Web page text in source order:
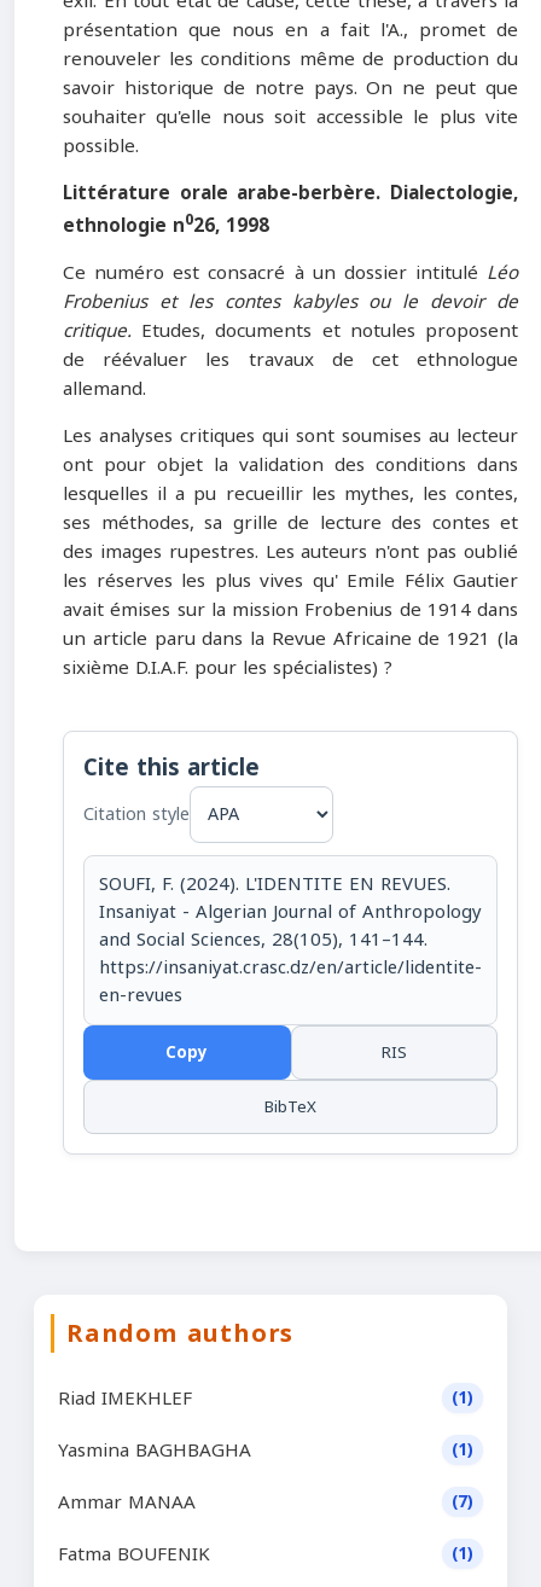
présentation que nous en a fait l'A., promet de
renouveler les conditions même de production du
savoir historique de notre pays. On ne peut que
souhaiter qu'elle nous soit accessible le plus vite
possible.
Littérature orale arabe-berbère. Dialectologie,
ethnologie n026, 1998
Ce numéro est consacré à un dossier intitulé Léo
Frobenius et les contes kabyles ou le devoir de
critique. Etudes, documents et notules proposent
de réévaluer les travaux de cet ethnologue
allemand.
Les analyses critiques qui sont soumises au lecteur
ont pour objet la validation des conditions dans
lesquelles il a pu recueillir les mythes, les contes,
ses méthodes, sa grille de lecture des contes et
des images rupestres. Les auteurs n'ont pas oublié
les réserves les plus vives qu' Emile Félix Gautier
avait émises sur la mission Frobenius de 1914 dans
un article paru dans la Revue Africaine de 1921 (la
sixième D.I.A.F. pour les spécialistes) ?
Cite this article
Citation style
SOUFI, F. (2024). L'IDENTITE EN REVUES.
Insaniyat - Algerian Journal of Anthropology
and Social Sciences, 28(105), 141–144.
https://insaniyat.crasc.dz/en/article/lidentite-
en-revues
Copy
RIS
BibTeX
Random authors
Riad IMEKHLEF (1)
Yasmina BAGHBAGHA (1)
Ammar MANAA (7)
Fatma BOUFENIK (1)